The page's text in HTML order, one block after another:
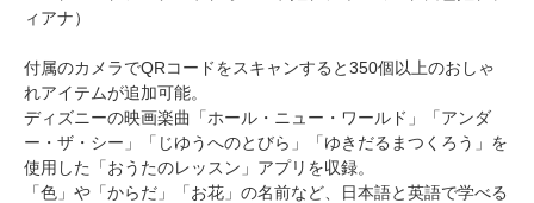
ィアナ）
付属のカメラでQRコードをスキャンすると350個以上のおしゃ
れアイテムが追加可能。
ディズニーの映画楽曲「ホール・ニュー・ワールド」「アンダ
ー・ザ・シー」「じゆうへのとびら」「ゆきだるまつくろう」を
使用した「おうたのレッスン」アプリを収録。
「色」や「からだ」「お花」の名前など、日本語と英語で学べる